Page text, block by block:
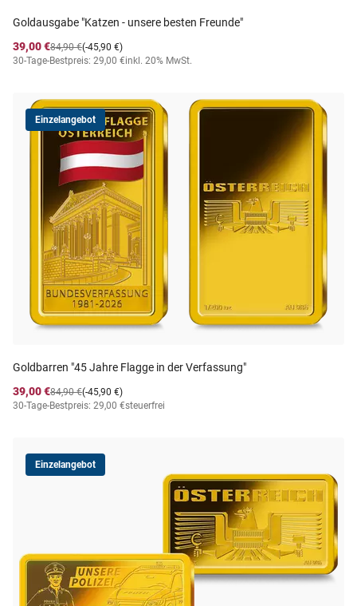
Goldausgabe "Katzen - unsere besten Freunde"
39,00 €
(-45,90 €)
84,90 €
30-Tage-Bestpreis: 29,00 €inkl. 20% MwSt.
Einzelangebot
Goldbarren "45 Jahre Flagge in der Verfassung"
39,00 €
(-45,90 €)
84,90 €
30-Tage-Bestpreis: 29,00 €steuerfrei
Einzelangebot